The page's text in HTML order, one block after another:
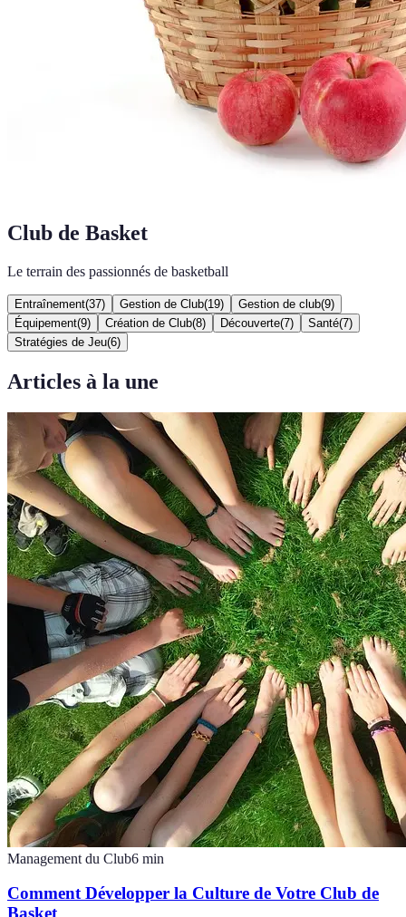
Club de Basket
Le terrain des passionnés de basketball
Entraînement(37) Gestion de Club(19) Gestion de club(9)
Équipement(9) Création de Club(8) Découverte(7) Santé(7)
Stratégies de Jeu(6)
Articles à la une
Management du Club6 min
Comment Développer la Culture de Votre Club de